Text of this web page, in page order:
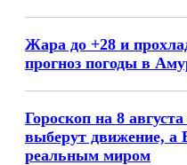
Жара до +28 и
прогноз погоды в
Гороскоп на 8
выберут движение, а
реальным миром